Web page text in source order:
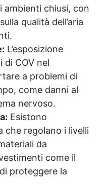
ambienti chiusi, con
qualità dell’aria
L’esposizione
di COV nel
a problemi di
come danni al
nervoso.
Esistono
che regolano i livelli
da
come il
proteggere la